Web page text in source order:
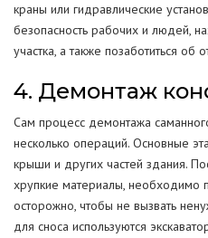
краны или гидравлические
безопасность рабочих и людей,
участка, а также позаботиться об
4. Демонтаж
Сам процесс демонтажа
несколько операций. Основные
крыши и других частей здания.
хрупкие материалы, необходимо
осторожно, чтобы не вызвать
для сноса используются